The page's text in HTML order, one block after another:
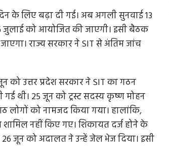
के लिए बढ़ा दी गई। अब अगली सुनवाई 13
जुलाई को आयोजित की जाएगी। इसी बैठक
राज्य सरकार ने SIT से अंतिम जांच
को उत्तर प्रदेश सरकार ने SIT का गठन
थी। 25 जून को ट्रस्ट सदस्य कृष्ण मोहन
लोगों को नामजद किया गया। हालांकि,
नहीं किए गए। शिकायत दर्ज होने के
जून को अदालत ने उन्हें जेल भेज दिया। इसी
व्यवस्था...